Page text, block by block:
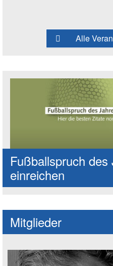
Alle
Fußballspruch
einreichen
Mitglieder